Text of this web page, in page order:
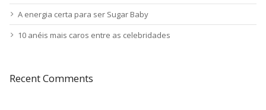
A energia certa para ser Sugar Baby
10 anéis mais caros entre as celebridades
Recent Comments